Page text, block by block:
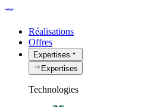
Réalisations
Offres
Expertises
Expertises
Technologies